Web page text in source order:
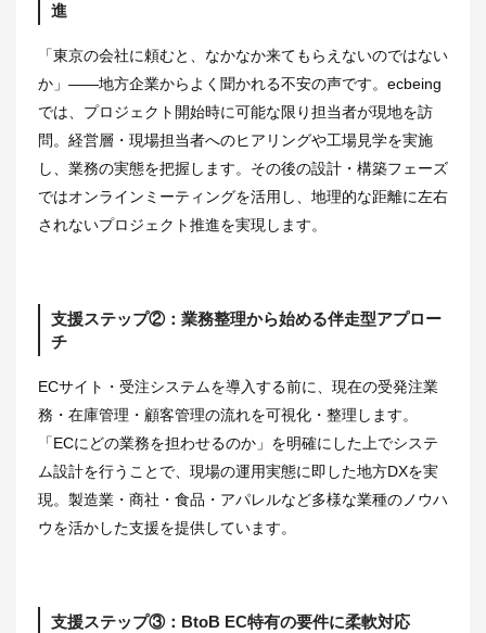
進
「東京の会社に頼むと、なかなか来てもらえないのではない
か」——地方企業からよく聞かれる不安の声です。ecbeing
では、プロジェクト開始時に可能な限り担当者が現地を訪
問。経営層・現場担当者へのヒアリングや工場見学を実施
し、業務の実態を把握します。その後の設計・構築フェーズ
ではオンラインミーティングを活用し、地理的な距離に左右
されないプロジェクト推進を実現します。
支援ステップ②：業務整理から始める伴走型アプロー
チ
ECサイト・受注システムを導入する前に、現在の受発注業
務・在庫管理・顧客管理の流れを可視化・整理します。
「ECにどの業務を担わせるのか」を明確にした上でシステ
ム設計を行うことで、現場の運用実態に即した地方DXを実
現。製造業・商社・食品・アパレルなど多様な業種のノウハ
ウを活かした支援を提供しています。
支援ステップ③：BtoB EC特有の要件に柔軟対応